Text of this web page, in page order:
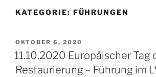
KATEGORIE: FÜHRUNGEN
VERÖFFENTLICHT
AM
OKTOBER 6, 2020
11.10.2020 Europäischer Tag
Restaurierung – Führung im